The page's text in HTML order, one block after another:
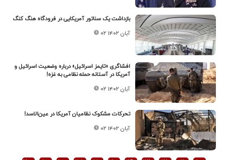
بازداشت یک سناتور آمریکایی در فرودگاه هنگ کنگ
۰۲ آبان ۱۴۰۲
افشاگری «تایمز اسرائیل» درباره وضعیت اسرائیل و
آمریکا در آستانه حمله نظامی به غزه!
۰۲ آبان ۱۴۰۲
تحرکات مشکوک نظامیان آمریکا در عین‌الاسد!
۰۲ آبان ۱۴۰۲